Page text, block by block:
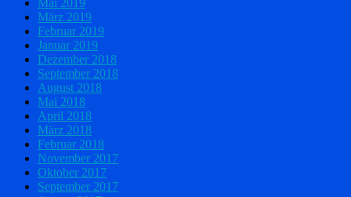
Mai 2019
März 2019
Februar 2019
Januar 2019
Dezember 2018
September 2018
August 2018
Mai 2018
April 2018
März 2018
Februar 2018
November 2017
Oktober 2017
September 2017